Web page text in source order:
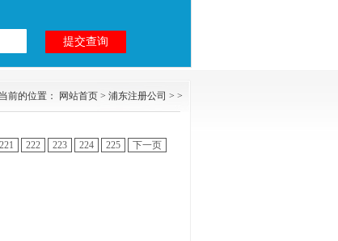
前的位置： 网站首页 > 浦东注册公司 > >
221 222 223 224 225 下一页